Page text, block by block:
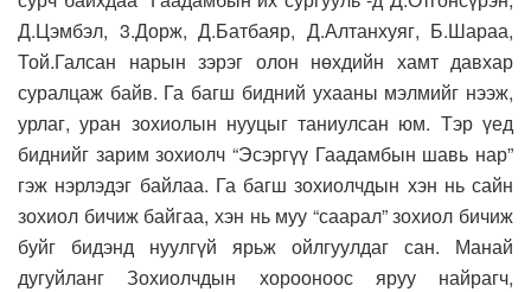
Д.Цэмбэл, 3.Дорж, Д.Батбаяр, Д.Алтанхуяг, Б.Шараа,
Той.Галсан нарын зэрэг олон нөхдийн хамт давхар
суралцаж байв. Га багш бидний ухааны мэлмийг нээж,
урлаг, уран зохиолын нууцыг таниулсан юм. Тэр үед
биднийг зарим зохиолч “Эсэргүү Гаадамбын шавь нар”
гэж нэрлэдэг байлаа. Га багш зохиолчдын хэн нь сайн
зохиол бичиж байгаа, хэн нь муу “саарал” зохиол бичиж
буйг бидэнд нуулгүй ярьж ойлгуулдаг сан. Манай
дугуйланг Зохиолчдын хорооноос яруу найрагч,